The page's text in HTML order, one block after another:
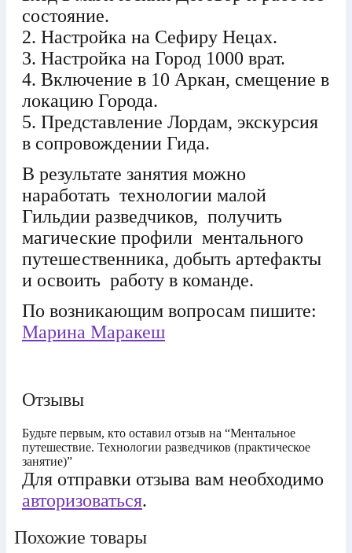
состояние.
2. Настройка на Сефиру Нецах.
3. Настройка на Город 1000 врат.
4. Включение в 10 Аркан, смещение в
локацию Города.
5. Представление Лордам, экскурсия
в сопровождении Гида.
В результате занятия можно
наработать технологии малой
Гильдии разведчиков, получить
магические профили ментального
путешественника, добыть артефакты
и освоить работу в команде.
По возникающим вопросам пишите:
Марина Маракеш
Отзывы
Будьте первым, кто оставил отзыв на “Ментальное
путешествие. Технологии разведчиков (практическое
занятие)”
Для отправки отзыва вам необходимо
авторизоваться.
Похожие товары